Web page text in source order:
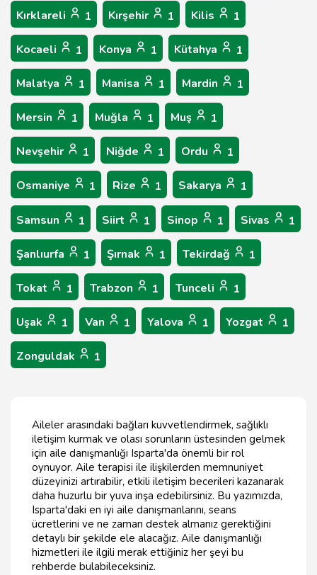
Kırklareli 1 Kırşehir 1 Kilis 1
Kocaeli 1 Konya 1 Kütahya 1
Malatya 1 Manisa 1 Mardin 1
Mersin 1 Muğla 1 Muş 1
Nevşehir 1 Niğde 1 Ordu 1
Osmaniye 1 Rize 1 Sakarya 1
Samsun 1 Siirt 1 Sinop 1 Sivas 1
Şanlıurfa 1 Şırnak 1 Tekirdağ 1
Tokat 1 Trabzon 1 Tunceli 1
Uşak 1 Van 1 Yalova 1 Yozgat 1
Zonguldak 1
Aileler arasındaki bağları kuvvetlendirmek, sağlıklı
iletişim kurmak ve olası sorunların üstesinden gelmek
için aile danışmanlığı Isparta'da önemli bir rol
oynuyor. Aile terapisi ile ilişkilerden memnuniyet
düzeyinizi artırabilir, etkili iletişim becerileri kazanarak
daha huzurlu bir yuva inşa edebilirsiniz. Bu yazımızda,
Isparta'daki en iyi aile danışmanlarını, seans
ücretlerini ve ne zaman destek almanız gerektiğini
detaylı bir şekilde ele alacağız. Aile danışmanlığı
hizmetleri ile ilgili merak ettiğiniz her şeyi bu
rehberde bulabileceksiniz.